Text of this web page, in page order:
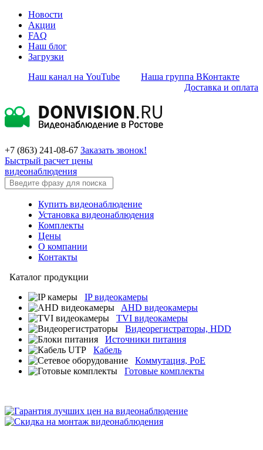
Новости
Акции
FAQ
Наш блог
Загрузки
Наш канал на YouTube
Наша группа ВКонтакте
Доставка и оплата
+7 (863) 241-08-67 Заказать звонок!
Быстрый расчет цены
видеонаблюдения
Купить видеонаблюдение
Установка видеонаблюдения
Комплекты
Цены
О компании
Контакты
Каталог продукции
IP видеокамеры
AHD видеокамеры
TVI видеокамеры
Видеорегистраторы, HDD
Источники питания
Кабель
Коммутация, PoE
Готовые комплекты